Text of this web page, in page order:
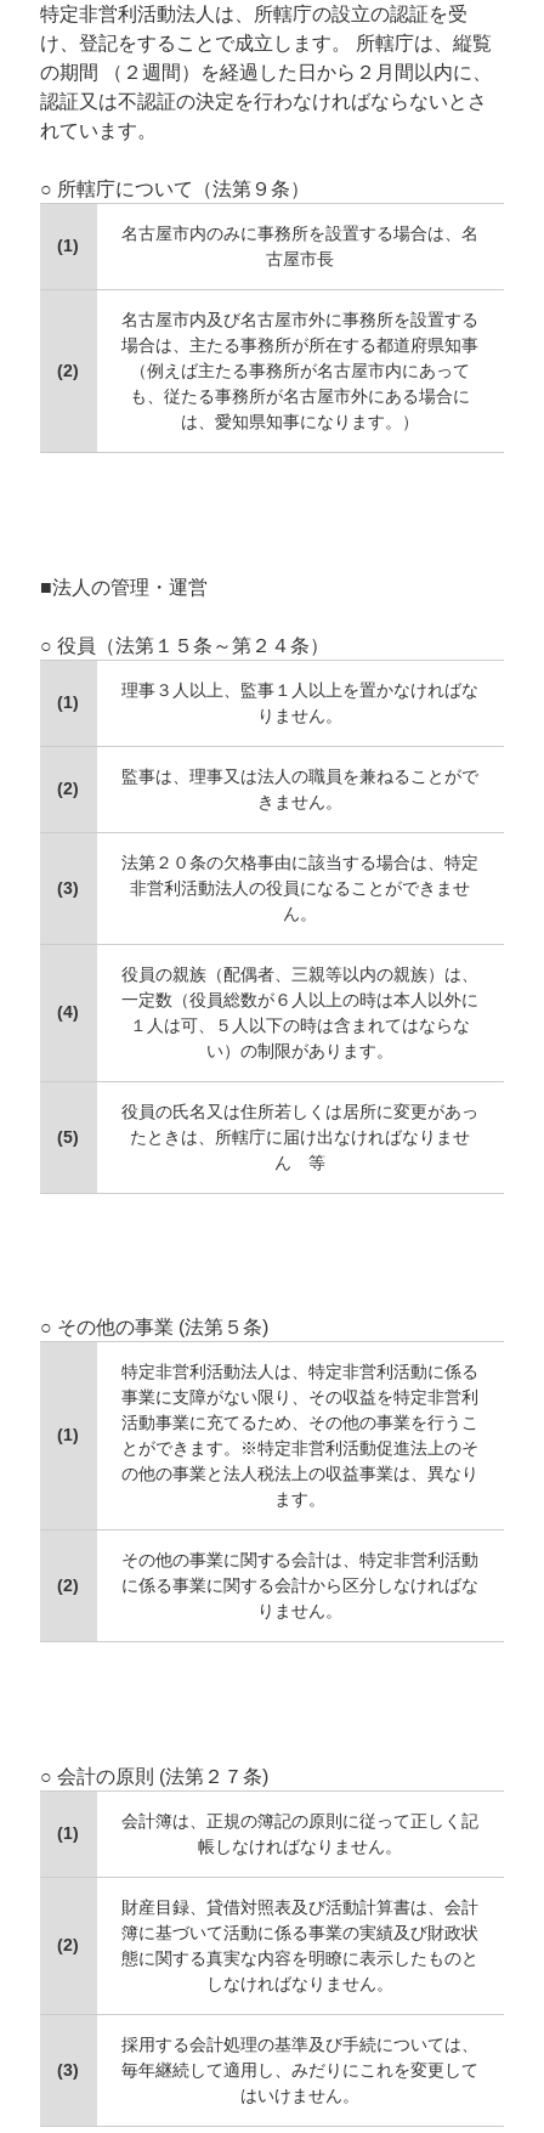
特定非営利活動法人は、所轄庁の設立の認証を受
け、登記をすることで成立します。 所轄庁は、縦覧
の期間 （２週間）を経過した日から２月間以内に、
認証又は不認証の決定を行わなければならないとさ
れています。
○ 所轄庁について（法第９条）
(1)
名古屋市内のみに事務所を設置する場合は、名
古屋市長
(2)
名古屋市内及び名古屋市外に事務所を設置する
場合は、主たる事務所が所在する都道府県知事
（例えば主たる事務所が名古屋市内にあって
も、従たる事務所が名古屋市外にある場合に
は、愛知県知事になります。）
■法人の管理・運営
○ 役員（法第１５条～第２４条）
(1)
理事３人以上、監事１人以上を置かなければな
りません。
(2)
監事は、理事又は法人の職員を兼ねることがで
きません。
(3)
法第２０条の欠格事由に該当する場合は、特定
非営利活動法人の役員になることができませ
ん。
(4)
役員の親族（配偶者、三親等以内の親族）は、
一定数（役員総数が６人以上の時は本人以外に
１人は可、５人以下の時は含まれてはならな
い）の制限があります。
(5)
役員の氏名又は住所若しくは居所に変更があっ
たときは、所轄庁に届け出なければなりませ
ん 等
○ その他の事業 (法第５条)
(1)
特定非営利活動法人は、特定非営利活動に係る
事業に支障がない限り、その収益を特定非営利
活動事業に充てるため、その他の事業を行うこ
とができます。※特定非営利活動促進法上のそ
の他の事業と法人税法上の収益事業は、異なり
ます。
(2)
その他の事業に関する会計は、特定非営利活動
に係る事業に関する会計から区分しなければな
りません。
○ 会計の原則 (法第２７条)
(1)
会計簿は、正規の簿記の原則に従って正しく記
帳しなければなりません。
(2)
財産目録、貸借対照表及び活動計算書は、会計
簿に基づいて活動に係る事業の実績及び財政状
態に関する真実な内容を明瞭に表示したものと
しなければなりません。
(3)
採用する会計処理の基準及び手続については、
毎年継続して適用し、みだりにこれを変更して
はいけません。